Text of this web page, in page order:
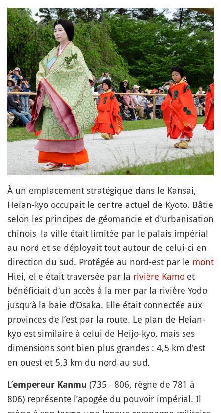
À un emplacement stratégique dans le Kansai,
Heian-kyo occupait le centre actuel de Kyoto. Bâtie
selon les principes de géomancie et d’urbanisation
chinois, la ville était limitée par le palais impérial
au nord et se déployait tout autour de celui-ci en
direction du sud. Protégée au nord-est par le mont
Hiei, elle était traversée par la rivière Kamo et
bénéficiait d’un accès à la mer par la rivière Yodo
jusqu’à la baie d’Osaka. Elle était connectée aux
provinces de l’est par la route. Le plan de Heian-
kyo est similaire à celui de Heijo-kyo, mais ses
dimensions sont bien plus grandes : 4,5 km d'est
en ouest et 5,3 km du nord au sud.
L’empereur Kanmu (735 - 806, règne de 781 à
806) représente l’apogée du pouvoir impérial. Il